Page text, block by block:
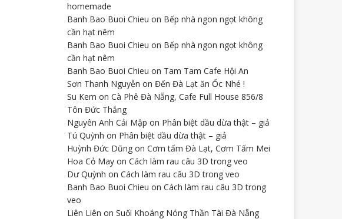
homemade
Banh Bao Buoi Chieu on Bếp nhà ngon ngọt không
cần hạt nêm
Banh Bao Buoi Chieu on Bếp nhà ngon ngọt không
cần hạt nêm
Banh Bao Buoi Chieu on Tam Tam Cafe Hội An
Sơn Thanh Nguyễn onĐến Đà Lạt ăn Ốc Nhé !
Su Kem onCà Phê Đà Nẵng, Cafe Full House 856/8
Tôn Đức Thắng
Nguyên Anh Cải Mập on Phân biệt dầu dừa thật – giả
Tú Quỳnh on Phân biệt dầu dừa thật – giả
Huỳnh Đức Dũng onCơm tấm Đà Lạt, Cơm Tấm Mei
Hoa Cỏ May onCách làm rau câu 3D trong veo
Dư Quỳnh onCách làm rau câu 3D trong veo
Banh Bao Buoi Chieu onCách làm rau câu 3D trong
veo
Liên Liên onSuối Khoáng Nóng Thần Tài Đà Nẵng